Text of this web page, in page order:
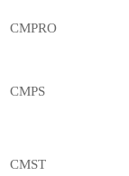
CMPRO
CMPS
CMST